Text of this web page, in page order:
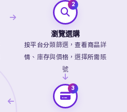
瀏覽選購
按平台分類篩選，查看商品詳
情、庫存與價格，選擇所需賬
號